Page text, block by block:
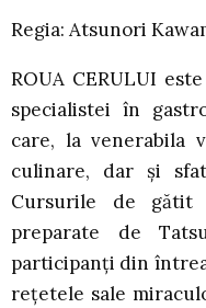
Regia: Atsunori
ROUA CERULUI
specialistei în
care, la venerabila
culinare, dar şi
Cursurile de gătit
preparate de
participanţi din
reţetele sale